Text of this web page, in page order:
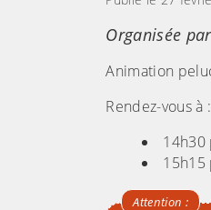
Organisée
Animation
Rendez-vous à :
14h30
15h15